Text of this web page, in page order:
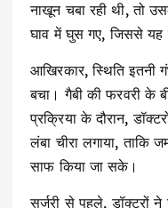
नाखून चबा रही थी, तो
घाव में घुस गए, जिससे
आखिरकार, स्थिति इतनी
बचा। गैबी की फरवरी के
प्रक्रिया के दौरान,
लंबा चीरा लगाया, ताकि
साफ किया जा सके।
सर्जरी से पहले, डॉक्टरों